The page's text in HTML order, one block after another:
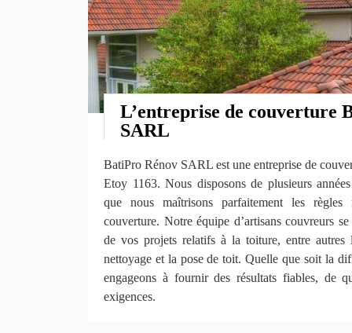
L’entreprise de couverture
SARL
BatiPro Rénov SARL est une entreprise de
Etoy 1163. Nous disposons de plusieurs
que nous maîtrisons parfaitement les
couverture. Notre équipe d’artisans couvreurs
de vos projets relatifs à la toiture, entre
nettoyage et la pose de toit. Quelle que soit la
engageons à fournir des résultats fiables, de
exigences.